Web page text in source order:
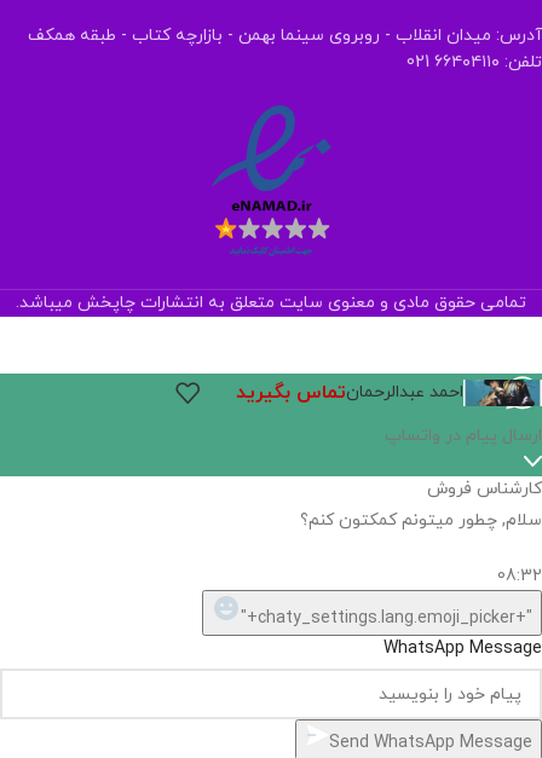
آدرس: میدان انقلاب - روبروی سینما بهمن - بازارچه کتاب - طبقه همکف
تلفن: ۶۶۴۰۴۱۱۰ 021
تمامی حقوق مادی و معنوی سایت متعلق به انتشارات چاپخش میباشد.
احمد عبدالرحمانتماس بگیرید
ارسال پیام در واتساپ
کارشناس فروش
سلام, چطور میتونم کمکتون کنم؟
08:32
"+chaty_settings.lang.emoji_picker+"
WhatsApp Message
Send WhatsApp Message